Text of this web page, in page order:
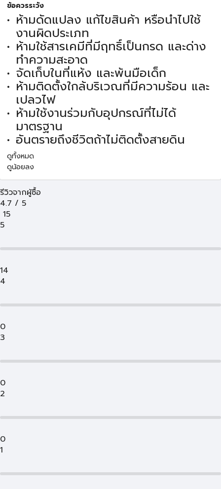
ข้อควรระวัง
ห้ามดัดแปลง แก้ไขสินค้า หรือนำไปใช้
งานผิดประเภท
ห้ามใช้สารเคมีที่มีฤทธิ์เป็นกรด และด่าง
ทำความสะอาด
จัดเก็บในที่แห้ง และพ้นมือเด็ก
ห้ามติดตั้งใกล้บริเวณที่มีความร้อน และ
เปลวไฟ
ห้ามใช้งานร่วมกับอุปกรณ์ที่ไม่ได้
มาตรฐาน
อันตรายถึงชีวิตถ้าไม่ติดตั้งสายดิน
ดูทั้งหมด
ดูน้อยลง
รีวิวจากผู้ซื้อ
4.7 / 5
15
5
14
4
0
3
0
2
0
1